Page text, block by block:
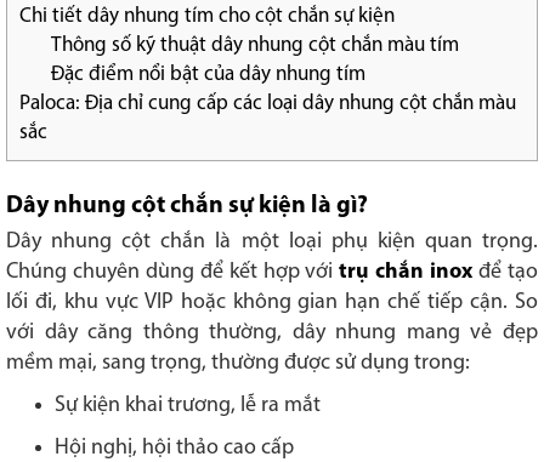
Chi tiết dây nhung tím cho cột chắn sự kiện
Thông số kỹ thuật dây nhung cột chắn màu tím
Đặc điểm nổi bật của dây nhung tím
Paloca: Địa chỉ cung cấp các loại dây nhung cột chắn màu
sắc
Dây nhung cột chắn sự kiện là gì?
Dây nhung cột chắn là một loại phụ kiện quan trọng.
Chúng chuyên dùng để kết hợp vớitrụ chắn inox để tạo
lối đi, khu vực VIP hoặc không gian hạn chế tiếp cận. So
với dây căng thông thường, dây nhung mang vẻ đẹp
mềm mại, sang trọng, thường được sử dụng trong:
Sự kiện khai trương, lễ ra mắt
Hội nghị, hội thảo cao cấp